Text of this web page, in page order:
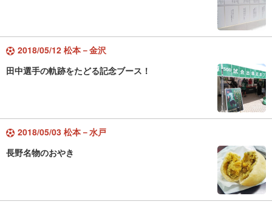
2018/05/12 松本－金沢
田中選手の軌跡をたどる記念ブース！
2018/05/03 松本－水戸
長野名物のおやき